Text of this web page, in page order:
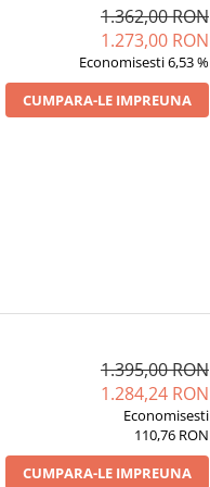
1.362,00 RON
1.273,00 RON
Economisesti 6,53 %
CUMPARA-LE IMPREUNA
1.395,00 RON
1.284,24 RON
Economisesti
110,76 RON
CUMPARA-LE IMPREUNA